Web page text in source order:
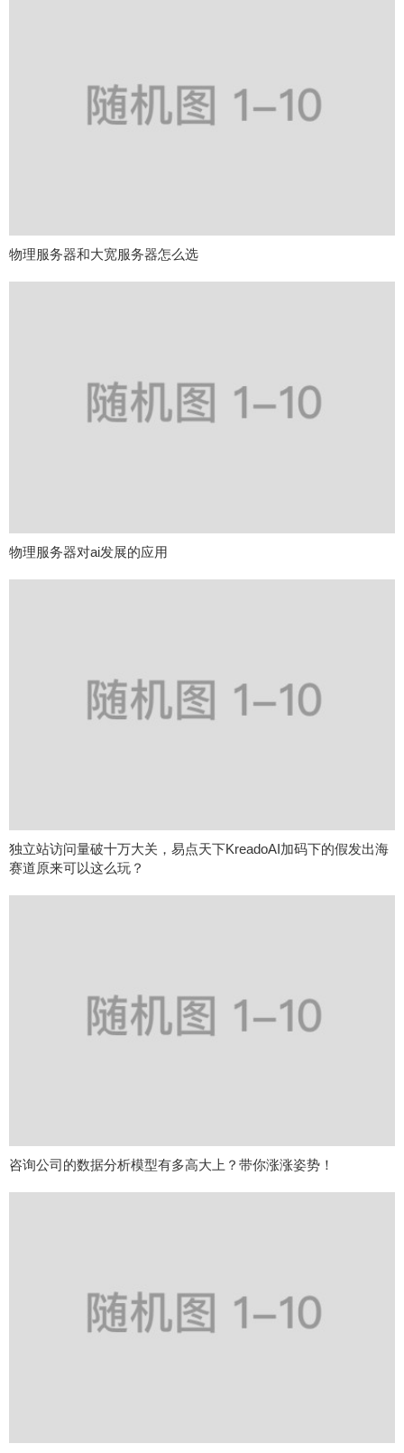
物理服务器和大宽服务器怎么选
物理服务器对ai发展的应用
独立站访问量破十万大关，易点天下KreadoAI加码下的假发出海
赛道原来可以这么玩？
咨询公司的数据分析模型有多高大上？带你涨涨姿势！